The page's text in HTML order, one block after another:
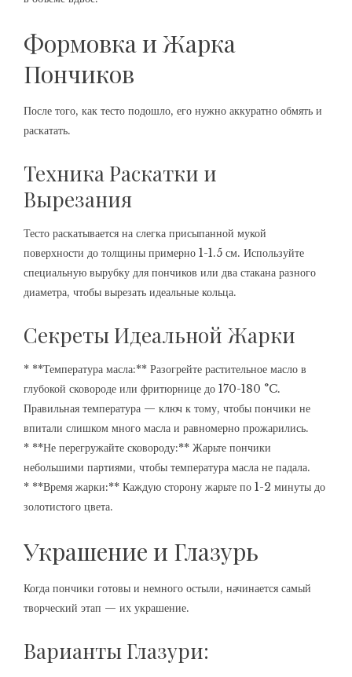
Формовка и Жарка
Пончиков
После того, как тесто подошло, его нужно аккуратно обмять и
раскатать.
Техника Раскатки и
Вырезания
Тесто раскатывается на слегка присыпанной мукой
поверхности до толщины примерно 1-1.5 см. Используйте
специальную вырубку для пончиков или два стакана разного
диаметра, чтобы вырезать идеальные кольца.
Секреты Идеальной Жарки
* **Температура масла:** Разогрейте растительное масло в
глубокой сковороде или фритюрнице до 170-180 °C.
Правильная температура — ключ к тому, чтобы пончики не
впитали слишком много масла и равномерно прожарились.
* **Не перегружайте сковороду:** Жарьте пончики
небольшими партиями, чтобы температура масла не падала.
* **Время жарки:** Каждую сторону жарьте по 1-2 минуты до
золотистого цвета.
Украшение и Глазурь
Когда пончики готовы и немного остыли, начинается самый
творческий этап — их украшение.
Варианты Глазури: